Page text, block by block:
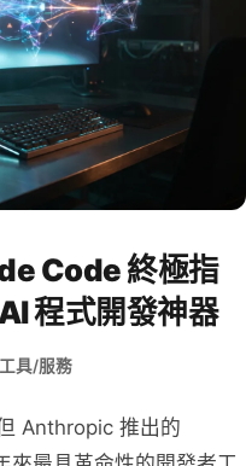
Code 終極指
程式開發神器
具/服務
Anthropic 推出的